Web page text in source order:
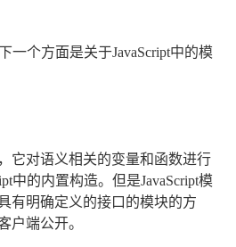
一个方面是关于JavaScript中的模
它对语义相关的变量和函数进行
中的内置构造。但是JavaScript模
有明确定义的接口的模块的方
户端公开。